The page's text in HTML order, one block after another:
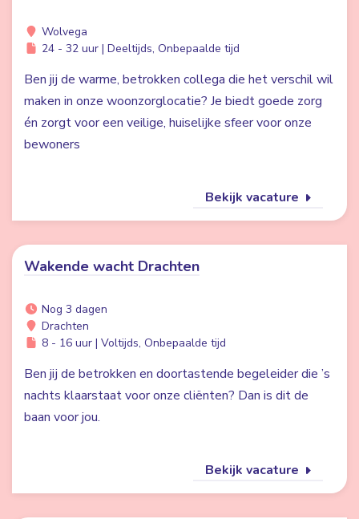
Wolvega
24 - 32 uur | Deeltijds, Onbepaalde tijd
Ben jij de warme, betrokken collega die het verschil wil
maken in onze woonzorglocatie? Je biedt goede zorg
én zorgt voor een veilige, huiselijke sfeer voor onze
bewoners
Bekijk vacature
Wakende wacht Drachten
Nog 3 dagen
Drachten
8 - 16 uur | Voltijds, Onbepaalde tijd
Ben jij de betrokken en doortastende begeleider die ’s
nachts klaarstaat voor onze cliënten? Dan is dit de
baan voor jou.
Bekijk vacature